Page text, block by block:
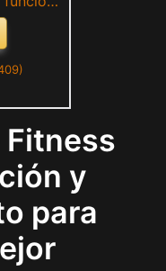
Aseo |
de
Tenis,
Fitness
y
para